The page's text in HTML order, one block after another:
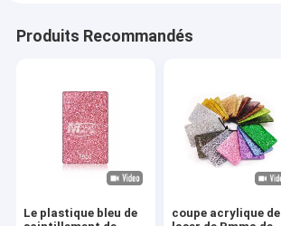
Produits Recommandés
Le plastique bleu de
coupe acrylique de